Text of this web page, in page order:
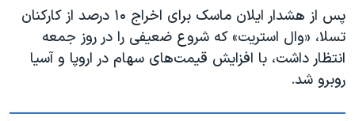
پس از هشدار ایلان ماسک برای اخراج ۱۰ درصد از کارکنان
تسلا، «وال استریت» که شروع ضعیفی را در روز جمعه
انتظار داشت، با افزایش قیمت‌های سهام در اروپا و آسیا
روبرو شد.